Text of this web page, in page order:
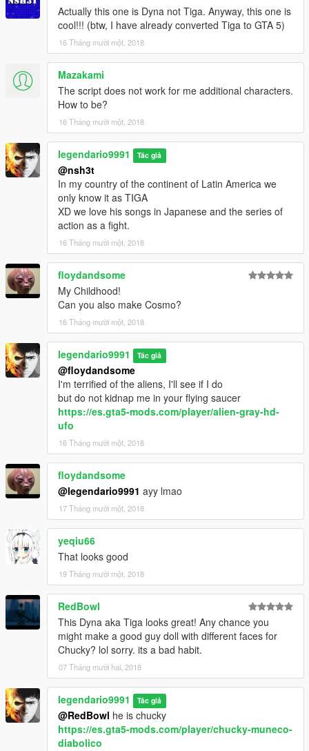
Actually this one is Dyna not Tiga. Anyway, this one is
cool!!! (btw, I have already converted Tiga to GTA 5)
16 Tháng mười một, 2018
Mazakami
The script does not work for me additional characters.
How to be?
16 Tháng mười một, 2018
legendario9991 Tác giả
@nsh3t
In my country of the continent of Latin America we
only know it as TIGA
XD we love his songs in Japanese and the series of
action as a fight.
16 Tháng mười một, 2018
floydandsome
My Childhood!
Can you also make Cosmo?
16 Tháng mười một, 2018
legendario9991 Tác giả
@floydandsome
I'm terrified of the aliens, I'll see if I do
but do not kidnap me in your flying saucer
https://es.gta5-mods.com/player/alien-gray-hd-
ufo
16 Tháng mười một, 2018
floydandsome
@legendario9991 ayy lmao
17 Tháng mười một, 2018
yeqiu66
That looks good
19 Tháng mười một, 2018
RedBowl
This Dyna aka Tiga looks great! Any chance you
might make a good guy doll with different faces for
Chucky? lol sorry. its a bad habit.
07 Tháng mười hai, 2018
legendario9991 Tác giả
@RedBowl he is chucky
https://es.gta5-mods.com/player/chucky-muneco-
diabolico